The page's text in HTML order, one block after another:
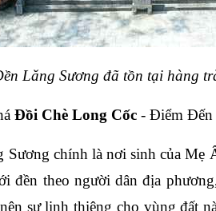
Lăng Sương đã tồn tại hàng
Đồi Chè Long Cốc - Điểm Đến
chính là nơi sinh của Mẹ
đền theo người dân địa
sự linh thiêng cho vùng đất